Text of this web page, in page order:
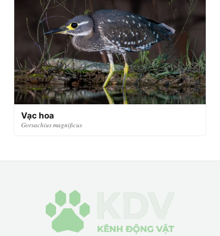
Vạc hoa
Gorsachius magnificus